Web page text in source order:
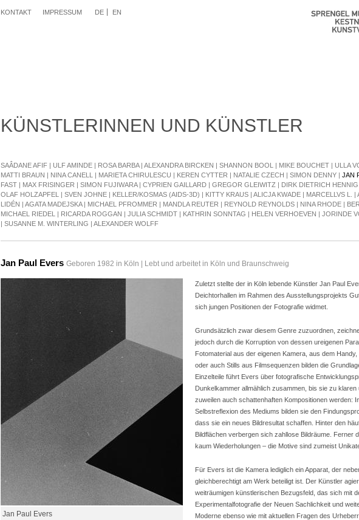
KONTAKT IMPRESSUM DE EN
KÜNSTLERINNEN UND KÜNSTLER
SAÂDANE AFIF | ULF AMINDE | ROSA BARBA| ALEXANDRA BIRCKEN | SHANNON BOOL | MIKE BOUCHET | ULLA
MATTI BRAUN | NINA CANELL | MARIETA CHIRULESCU | KEREN CYTTER | NATALIE CZECH | SIMON DENNY | JAN
FAST | MAX FRISINGER | SIMON FUJIWARA| CYPRIEN GAILLARD | GREGOR GLEIWITZ | DIRK DIETRICH HENNIG
OLAF HOLZAPFEL
| SVEN JOHNE | KELLER/KOSMAS (AIDS-3D) | KITTY KRAUS | ALICJA KWADE | MARCELLVS L. |
LIDÉN | AGATA MADEJSKA| MICHAEL PFROMMER | MANDLA REUTER | REYNOLD REYNOLDS | NINA RHODE |
MICHAEL RIEDEL
| RICARDA ROGGAN | JULIA SCHMIDT | KATHRIN SONNTAG | HELEN VERHOEVEN | JORINDE
| SUSANNE M. WINTERLING | ALEXANDER WOLFF
Jan Paul Evers Geboren 1982 in Köln | Lebt und arbeitet in Köln und Braunschweig
Jan Paul Evers
Zuletzt stellte der in Köln lebende Künstler Jan Paul
Deichtorhallen im Rahmen des Ausstellungsprojekts
sich jungen Positionen der Fotografie widmet.
Grundsätzlich zwar diesem Genre zuzuordnen,
jedoch durch die Korruption von dessen ureigenen
Fotomaterial aus der eigenen Kamera, aus dem
oder auch Stills aus Filmsequenzen bilden die
Einzelteile führt Evers über fotografische
Dunkelkammer allmählich zusammen, bis sie zu klaren
zuweilen auch schattenhaften Kompositionen werden:
Selbstreflexion des Mediums bilden sie den
dass sie ein neues Bildresultat schaffen. Hinter den
Bildflächen verbergen sich zahllose Bildräume. Ferner
kaum Wiederholungen – die Motive sind zumeist
Für Evers ist die Kamera lediglich ein Apparat, der
gleichberechtigt am Werk beteiligt ist. Der Künstler
weiträumigen künstlerischen Bezugsfeld, das sich mit
Experimentalfotografie der Neuen Sachlichkeit und
Moderne ebenso wie mit aktuellen Fragen des